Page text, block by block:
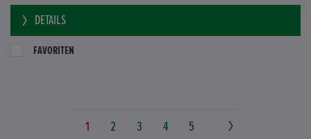
DETAILS
FAVORITEN
1 2 3 4 5